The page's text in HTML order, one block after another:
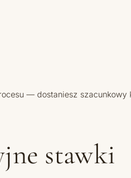
— dostaniesz
stawki